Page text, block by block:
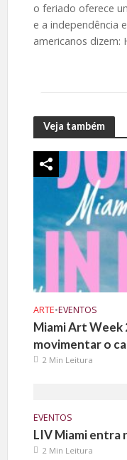
o feriado oferece
e a independência
americanos dizem:
Veja também
ARTE•EVENTOS
Miami Art Week
movimentar o
2 Min Leitura
EVENTOS
LIV Miami entra
2 Min Leitura